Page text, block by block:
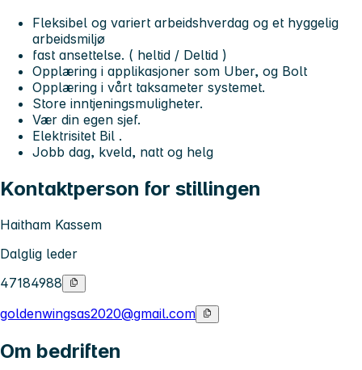
Fleksibel og variert arbeidshverdag og et hyggelig
arbeidsmiljø
fast ansettelse. ( heltid / Deltid )
Opplæring i applikasjoner som Uber, og Bolt
Opplæring i vårt taksameter systemet.
Store inntjeningsmuligheter.
Vær din egen sjef.
Elektrisitet Bil .
Jobb dag, kveld, natt og helg
Kontaktperson for stillingen
Haitham Kassem
Dalglig leder
47184988
goldenwingsas2020@gmail.com
Om bedriften